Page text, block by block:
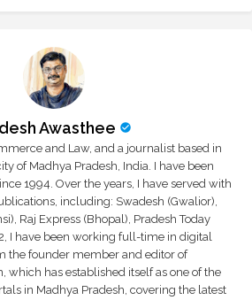
Awasthee
and Law, and a journalist based in
of Madhya Pradesh, India. I have been
1994. Over the years, I have served with
including: Swadesh (Gwalior),
Raj Express (Bhopal), Pradesh Today
I have been working full-time in digital
the founder member and editor of
which has established itself as one of the
in Madhya Pradesh, covering the latest